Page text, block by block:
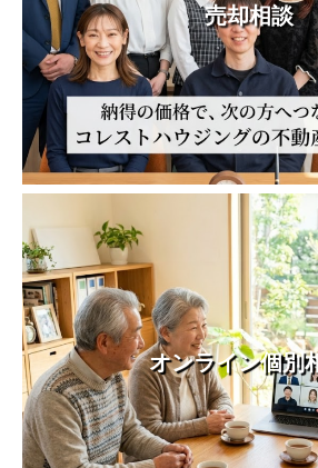
売却相談
オンライン個別